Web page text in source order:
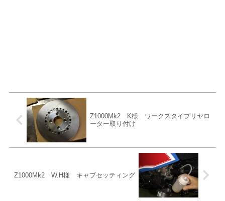
Z1000Mk2 K様 ワークスタイプリヤロ
ーター取り付け
Z1000Mk2 W.H様 キャブセッティング